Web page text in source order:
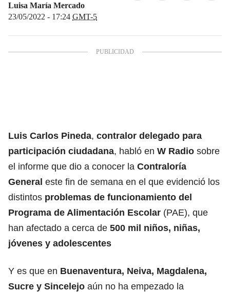
Luisa María Mercado
23/05/2022 - 17:24 GMT-5
Luis Carlos Pineda, contralor delegado para
participación ciudadana, habló en W Radio sobre
el informe que dio a conocer la Contraloría
General este fin de semana en el que evidenció los
distintos problemas de funcionamiento del
Programa de Alimentación Escolar (PAE), que
han afectado a cerca de 500 mil niños, niñas,
jóvenes y adolescentes
Y es que en Buenaventura, Neiva, Magdalena,
Sucre y Sincelejo aún no ha empezado la